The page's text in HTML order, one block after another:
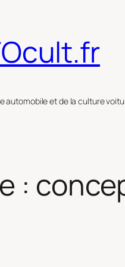
automobile et de la culture
: